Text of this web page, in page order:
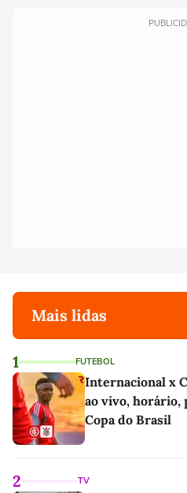
Mais lidas
1 FUTEBOL
Internacional x
ao vivo, horário,
Copa do Brasil
2 TV